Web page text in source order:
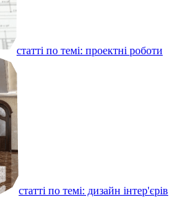
статті по темі: проектні роботи
статті по темі: дизайн інтер'єрів